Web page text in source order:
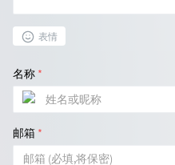
表情
名称 *
邮箱 *